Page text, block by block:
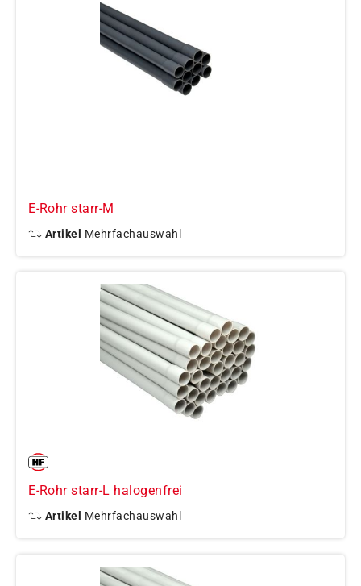
E-Rohr starr-M
Artikel Mehrfachauswahl
E-Rohr starr-L halogenfrei
Artikel Mehrfachauswahl